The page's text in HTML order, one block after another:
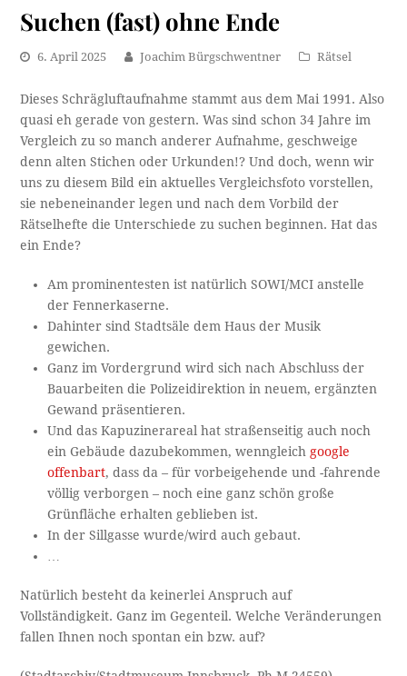
Suchen (fast) ohne Ende
6. April 2025 Joachim Bürgschwentner Rätsel
Dieses Schrägluftaufnahme stammt aus dem Mai 1991. Also
quasi eh gerade von gestern. Was sind schon 34 Jahre im
Vergleich zu so manch anderer Aufnahme, geschweige
denn alten Stichen oder Urkunden!? Und doch, wenn wir
uns zu diesem Bild ein aktuelles Vergleichsfoto vorstellen,
sie nebeneinander legen und nach dem Vorbild der
Rätselhefte die Unterschiede zu suchen beginnen. Hat das
ein Ende?
Am prominentesten ist natürlich SOWI/MCI anstelle
der Fennerkaserne.
Dahinter sind Stadtsäle dem Haus der Musik
gewichen.
Ganz im Vordergrund wird sich nach Abschluss der
Bauarbeiten die Polizeidirektion in neuem, ergänzten
Gewand präsentieren.
Und das Kapuzinerareal hat straßenseitig auch noch
ein Gebäude dazubekommen, wenngleich google
offenbart, dass da – für vorbeigehende und -fahrende
völlig verborgen – noch eine ganz schön große
Grünfläche erhalten geblieben ist.
In der Sillgasse wurde/wird auch gebaut.
Natürlich besteht da keinerlei Anspruch auf
Vollständigkeit. Ganz im Gegenteil. Welche Veränderungen
fallen Ihnen noch spontan ein bzw. auf?